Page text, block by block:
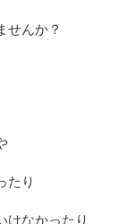
せんか？
たり
けなかったり